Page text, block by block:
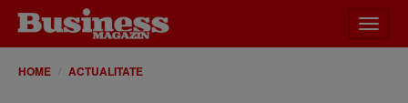
meniu
HOME ACTUALITATE